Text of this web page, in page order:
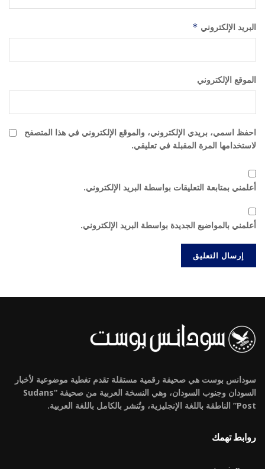
البريد الإلكتروني *
الموقع الإلكتروني
احفظ اسمي، بريدي الإلكتروني، والموقع الإلكتروني في هذا المتصفح
لاستخدامها المرة المقبلة في تعليقي.
أعلمني بمتابعة التعليقات بواسطة البريد الإلكتروني.
أعلمني بالمواضيع الجديدة بواسطة البريد الإلكتروني.
سودانس بوست هي صحيفة رقمية مستقلة تقدم تغطية موضوعية لأخبار
السودان وجنوب السودان، وهي النسخة العربية من صحيفة “Sudans
Post” الناطقة باللغة الإنجليزية، وتُنشر بالكامل باللغة العربية.
روابط تهمك